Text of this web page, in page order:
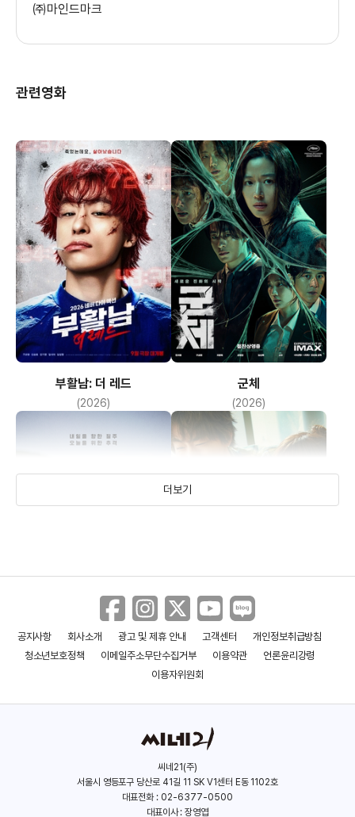
(최은수)
㈜마인드마크
관련영화
부활남: 더 레드
(2026)
군체
(2026)
탈주 만약에 우리
더보기
공지사항 회사소개 광고 및 제휴 안내 고객센터
개인정보취급방침
청소년보호정책
이메일주소무단수집거부 이용약관
언론윤리강령
이용자위원회
씨네21(주)
서울시 영등포구 당산로 41길 11 SK V1센터 E동 1102호
대표전화 : 02-6377-0500
대표이사 : 장영엽